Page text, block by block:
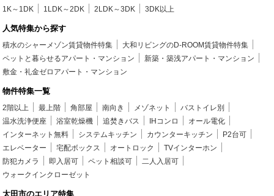
1K～1DK 1LDK～2DK 2LDK～3DK 3DK以上
人気特集から探す
積水のシャーメゾン賃貸物件特集
大和リビングのD-ROOM賃貸物件特集
ペットと暮らせるアパート・マンション
新築・築浅アパート・マンション
敷金・礼金ゼロアパート・マンション
物件特集一覧
2階以上 最上階 角部屋 南向き メゾネット
バストイレ別
温水洗浄便座
浴室乾燥機 追焚きバス IHコンロ
オール電化
インターネット無料
システムキッチン カウンターキッチン
P2台可
エレベーター
宅配ボックス オートロック
TVインターホン
防犯カメラ
即入居可 ペット相談可
二人入居可
ウォークインクローゼット
太田市のエリア特集